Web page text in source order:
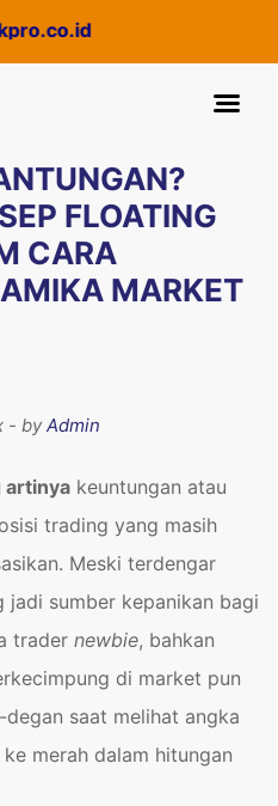
FLOATING
CARA
MARKET
- byAdmin
artinya keuntungan atau
trading yang masih
Meski terdengar
jadi sumber kepanikan bagi
trader newbie, bahkan
di market pun
saat melihat angka
merah dalam hitungan